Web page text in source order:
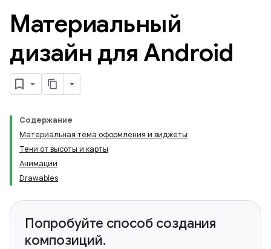
Материальный
дизайн для Android
Содержание
Материальная тема оформления и виджеты
Тени от высоты и карты
Анимации
Drawables
Попробуйте способ создания
композиций.